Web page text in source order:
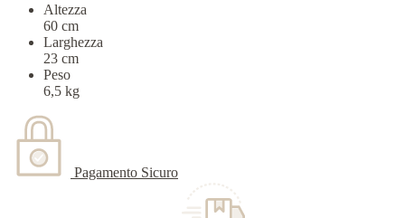
Altezza
60 cm
Larghezza
23 cm
Peso
6,5 kg
Pagamento Sicuro